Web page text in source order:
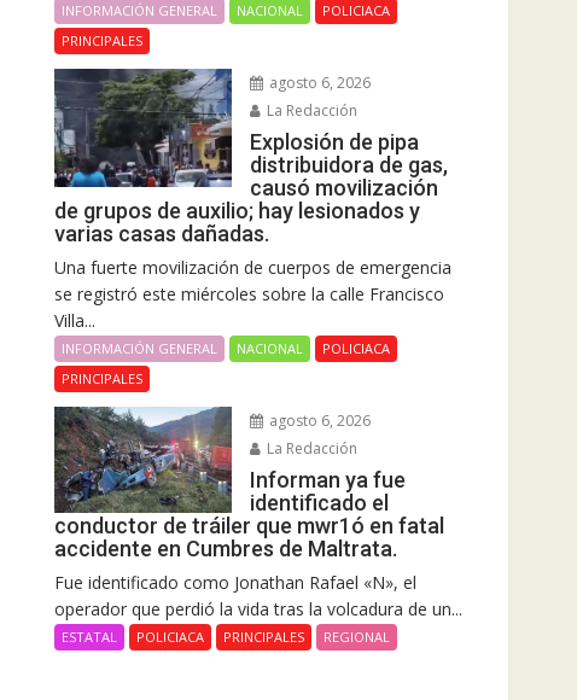
INFORMACIÓN GENERAL NACIONAL
POLICIACA
PRINCIPALES
agosto 6, 2026
La Redacción
Explosión de pipa
distribuidora de gas,
causó movilización
de grupos de auxilio; hay lesionados y
varias casas dañadas.
Una fuerte movilización de cuerpos de emergencia
se registró este miércoles sobre la calle Francisco
Villa...
INFORMACIÓN GENERAL NACIONAL
POLICIACA
PRINCIPALES
agosto 6, 2026
La Redacción
Informan ya fue
identificado el
conductor de tráiler que mwr1ó en fatal
accidente en Cumbres de Maltrata.
Fue identificado como Jonathan Rafael «N», el
operador que perdió la vida tras la volcadura de un...
ESTATAL POLICIACA PRINCIPALES REGIONAL